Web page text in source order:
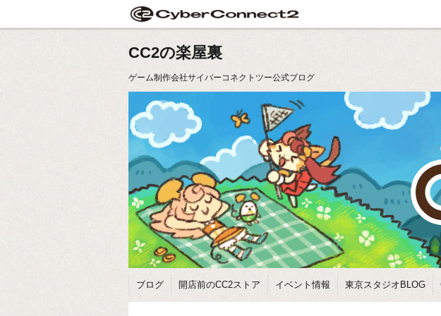
CC2の楽屋裏
ゲーム制作会社サイバーコネクトツー公式ブログ
ブログ 開店前のCC2ストア イベント情報 東京スタジオBLOG